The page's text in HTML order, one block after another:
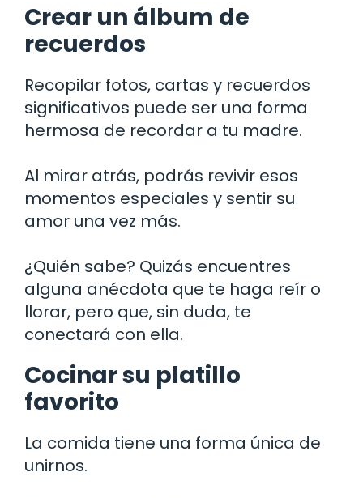
Crear un álbum de
recuerdos
Recopilar fotos, cartas y recuerdos
significativos puede ser una forma
hermosa de recordar a tu madre.
Al mirar atrás, podrás revivir esos
momentos especiales y sentir su
amor una vez más.
¿Quién sabe? Quizás encuentres
alguna anécdota que te haga reír o
llorar, pero que, sin duda, te
conectará con ella.
Cocinar su platillo
favorito
La comida tiene una forma única de
unirnos.